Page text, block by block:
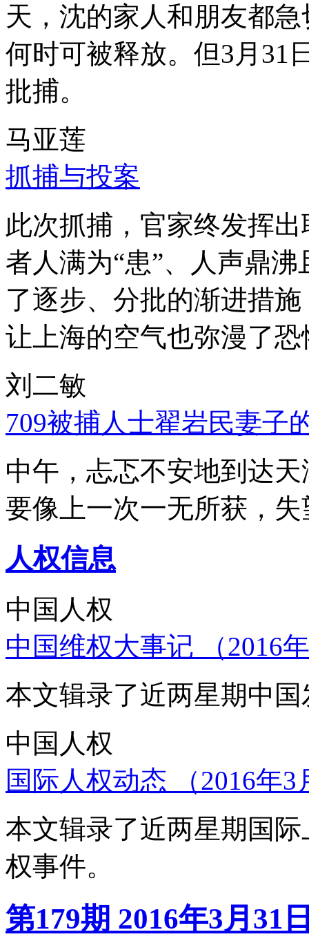
天，沈的家人和朋友都
何时可被释放。但3月31
批捕。
马亚莲
抓捕与投案
此次抓捕，官家终发挥
者人满为“患”、人声鼎
了逐步、分批的渐进措
让上海的空气也弥漫了
刘二敏
709被捕人士翟岩民妻子
中午，忐忑不安地到达
要像上一次一无所获，
人权信息
中国人权
中国维权大事记 （2016
本文辑录了近两星期中
中国人权
国际人权动态 （2016年
本文辑录了近两星期国
权事件。
第179期 2016年3月31